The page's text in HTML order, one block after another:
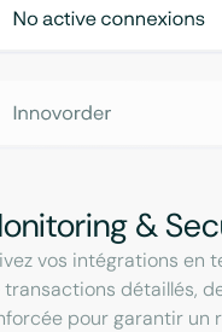
&
vos intégrations en
transactions détaillés,
pour garantir un